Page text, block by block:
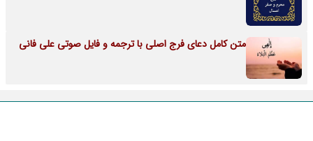
متن کامل دعای فرج اصلی با ترجمه و فایل صوتی علی فانی